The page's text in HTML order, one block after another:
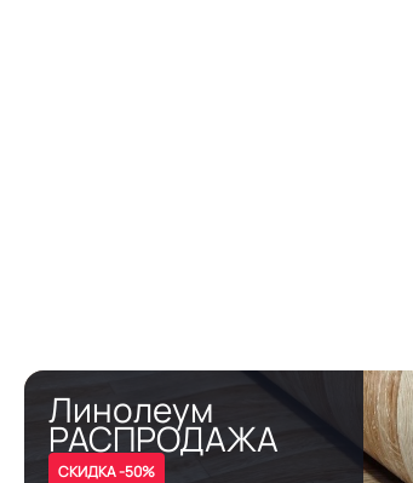
Линолеум
РАСПРОДАЖА
СКИДКА -50%